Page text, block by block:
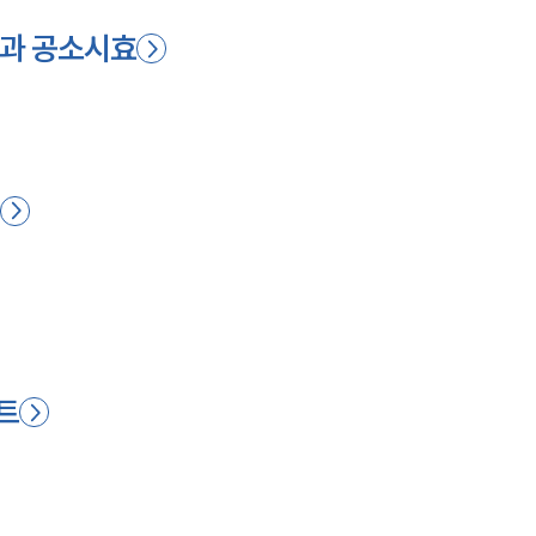
공소시효